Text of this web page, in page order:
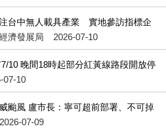
台中無人載具產業 實地參訪指標企
濟發展局 2026-07-10
10 晚間18時起部分紅黃線路段開放停
07-10
颱風 盧市長：寧可超前部署、不可掉
2026-07-09